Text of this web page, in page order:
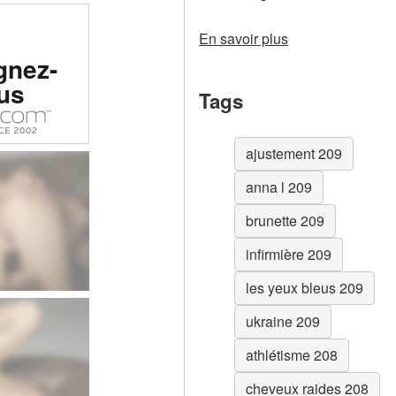
au
En savoir plus
Tags
ajustement 209
anna l 209
brunette 209
infirmière 209
les yeux bleus 209
ukraine 209
athlétisme 208
cheveux raides 208